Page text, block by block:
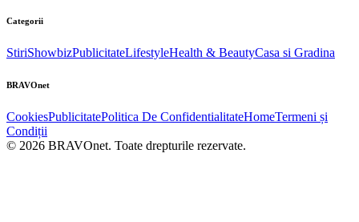
Categorii
StiriShowbizPublicitateLifestyleHealth & BeautyCasa si Gradina
BRAVOnet
CookiesPublicitatePolitica De ConfidentialitateHomeTermeni și
Condiții
© 2026 BRAVOnet. Toate drepturile rezervate.